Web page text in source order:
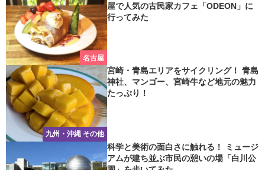
名古屋
屋で人気の古民家カフェ「ODEON」に
行ってみた
九州・沖縄 その他
宮崎・青島エリアをサイクリング！ 青島
神社、マンゴー、宮崎牛など地元の魅力
たっぷり！
科学と美術の面白さに触れる！ ミュージ
アムが建ち並ぶ市民の憩いの場「白川公